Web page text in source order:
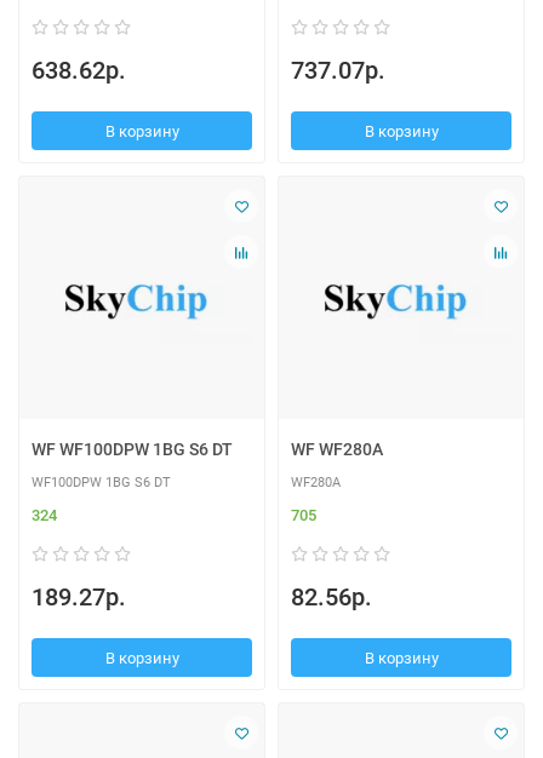
638.62р.
В корзину
737.07р.
В корзину
WF WF100DPW 1BG S6 DT
WF100DPW 1BG S6 DT
324
189.27р.
В корзину
WF WF280A
WF280A
705
82.56р.
В корзину